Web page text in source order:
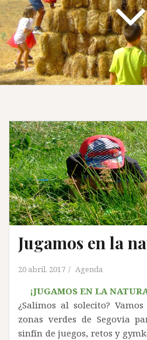
Jugamos en la
20 abril, 2017 Agenda
¡JUGAMOS EN LA
¿Salimos al solecito?
zonas verdes de Segovia
sinfín de juegos, retos y